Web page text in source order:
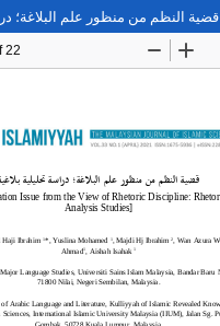
قضية النظم من منظور علم البلاغة؛